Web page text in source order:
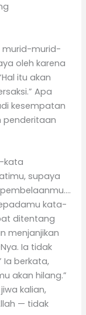
murid-murid-
oleh karena
itu akan
Apa
kesempatan
penderitaan
kata
supaya
kata-
ditentang
menjanjikan
Ia tidak
Ia berkata,
akan hilang.”
kalian,
— tidak